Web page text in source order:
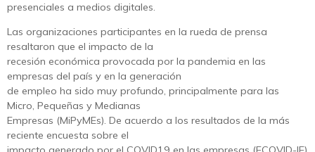
presenciales a medios digitales.
Las organizaciones participantes en la rueda de prensa
resaltaron que el impacto de la
recesión económica provocada por la pandemia en las
empresas del país y en la generación
de empleo ha sido muy profundo, principalmente para las
Micro, Pequeñas y Medianas
Empresas (MiPyMEs). De acuerdo a los resultados de la más
reciente encuesta sobre el